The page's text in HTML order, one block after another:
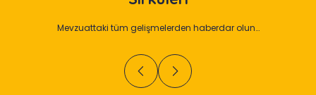
Mevzuattaki tüm gelişmelerden haberdar olun…